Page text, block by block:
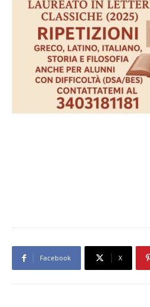
Facebook X